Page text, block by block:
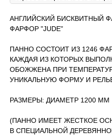
АНГЛИЙСКИЙ БИСКВИТНЫЙ
ФАРФОР "JUDE"
ПАННО СОСТОИТ ИЗ 1246
КАЖДАЯ ИЗ КОТОРЫХ
ОБОЖЖЕНА ПРИ
УНИКАЛЬНУЮ ФОРМУ И
РАЗМЕРЫ: ДИАМЕТР 1200 ММ
(ПАННО ИМЕЕТ ЖЕСТКОЕ
В СПЕЦИАЛЬНОЙ